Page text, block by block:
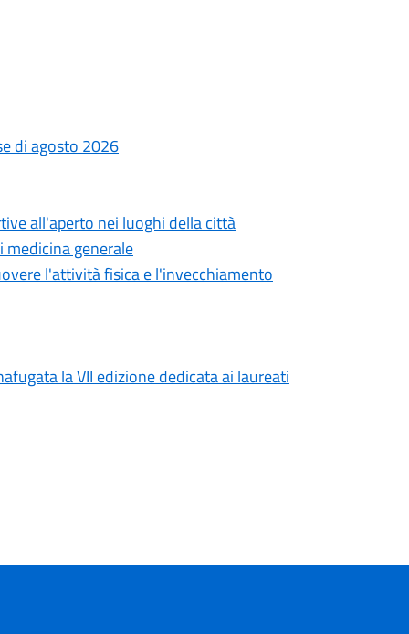
di agosto 2026
all'aperto nei luoghi della città
medicina generale
l'attività fisica e l'invecchiamento
la VII edizione dedicata ai laureati